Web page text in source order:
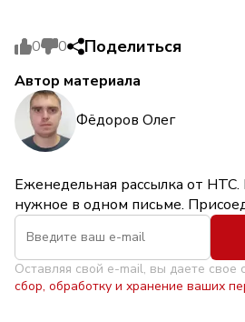
0 0 Поделиться
Автор материала
Фёдоров Олег
Еженедельная рассылка от
нужное в одном письме.
Оставляя свой e-mail, вы даете свое
сбор, обработку и хранение ваших